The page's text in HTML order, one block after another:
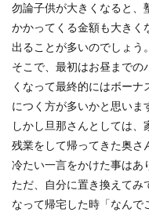
直
離
る
世
う選
離
勿論子供が大きくなると、
かかってくる金額も大きく
出ることが多いのでしょう。
そこで、最初はお昼まで
くなって最終的にはボー
につく方が多いかと思いま
しかし旦那さんとしては、
残業をして帰ってきた奥さ
冷たい一言をかけた事はあ
ただ、自分に置き換えてみ
なって帰宅した時「なんで